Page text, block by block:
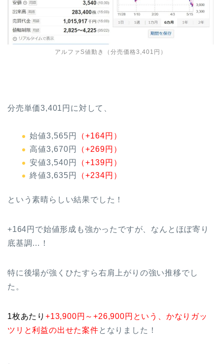
アルファS値動き（分売価格3,401円）
分売単価3,401円に対して、
始値3,565円
（+164円）
高値3,670円
（+269円）
安値3,540円
（+139円）
終値3,635円
（+234円）
という素晴らしい結果でした！
+164円で始値形成も強かったですが、なんとほぼ寄り
底基調…！
特に後場が強くひたすら右肩上がりの強い推移でし
た。
1枚あたり +13,900円～+26,900円という、かなりガッ
ツリと利益の出せた案件 となりました！